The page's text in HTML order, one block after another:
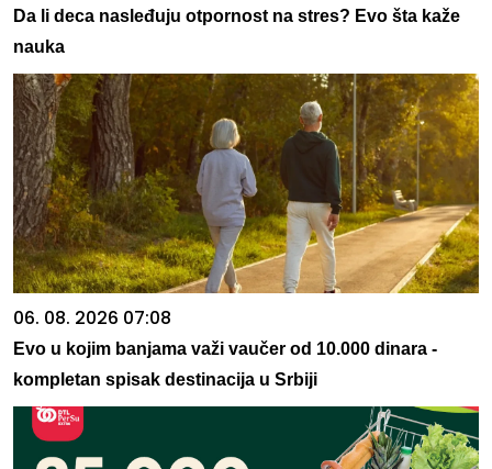
Da li deca nasleđuju otpornost na stres? Evo šta kaže
nauka
06. 08. 2026 07:08
Evo u kojim banjama važi vaučer od 10.000 dinara -
kompletan spisak destinacija u Srbiji